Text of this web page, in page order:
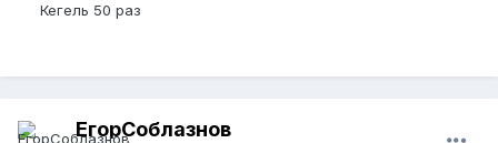
Кегель 50 раз
ЕгорСоблазнов